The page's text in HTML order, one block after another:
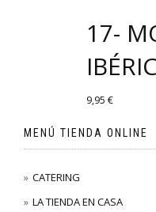
17-
9,95 €
MENÚ TIENDA ONLINE
CATERING
LA TIENDA EN CASA